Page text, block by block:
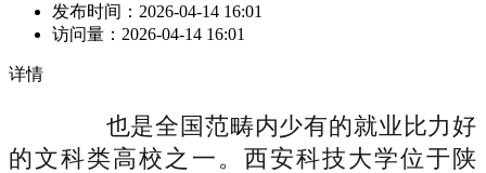
发布时间： 2026-04-14 16:01
访问量： 2026-04-14 16:01
详情
也是全国范畴内少有的就业比力好
的文科类高校之一。西安科技大学位于陕